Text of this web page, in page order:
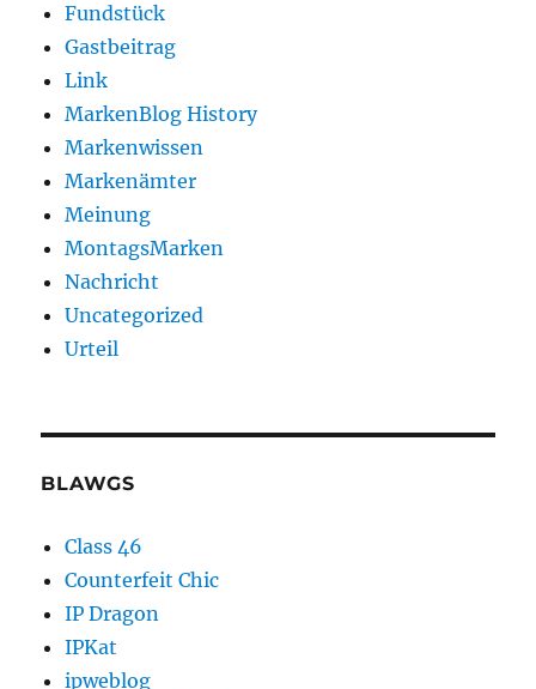
Fundstück
Gastbeitrag
Link
MarkenBlog History
Markenwissen
Markenämter
Meinung
MontagsMarken
Nachricht
Uncategorized
Urteil
BLAWGS
Class 46
Counterfeit Chic
IP Dragon
IPKat
ipweblog